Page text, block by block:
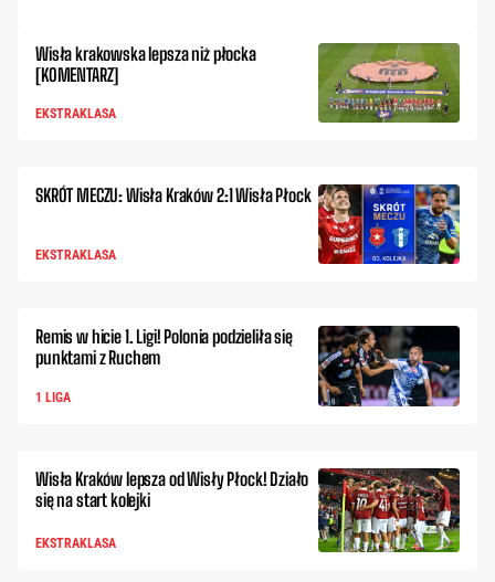
Wisła krakowska lepsza niż płocka
[KOMENTARZ]
EKSTRAKLASA
SKRÓT MECZU: Wisła Kraków 2:1 Wisła Płock
EKSTRAKLASA
Remis w hicie 1. Ligi! Polonia podzieliła się
punktami z Ruchem
1 LIGA
Wisła Kraków lepsza od Wisły Płock! Działo
się na start kolejki
EKSTRAKLASA